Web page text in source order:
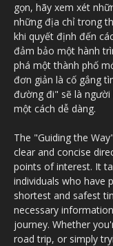
gọn, hãy xem xét
những địa chỉ trong
khi quyết định đến
đảm bảo một hành
phá một thành phố
đơn giản là cố gắng
đường đi" sẽ là người
một cách dễ dàng.
The "Guiding the
clear and concise
points of interest. It
individuals who have
shortest and safest
necessary
journey. Whether
road trip, or simply